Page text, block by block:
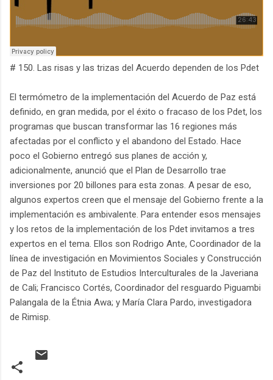
# 150. Las risas y las trizas del Acuerdo dependen de los Pdet
El termómetro de la implementación del Acuerdo de Paz está
definido, en gran medida, por el éxito o fracaso de los Pdet, los
programas que buscan transformar las 16 regiones más
afectadas por el conflicto y el abandono del Estado. Hace
poco el Gobierno entregó sus planes de acción y,
adicionalmente, anunció que el Plan de Desarrollo trae
inversiones por 20 billones para esta zonas. A pesar de eso,
algunos expertos creen que el mensaje del Gobierno frente a la
implementación es ambivalente. Para entender esos mensajes
y los retos de la implementación de los Pdet invitamos a tres
expertos en el tema. Ellos son Rodrigo Ante, Coordinador de la
línea de investigación en Movimientos Sociales y Construcción
de Paz del Instituto de Estudios Interculturales de la Javeriana
de Cali; Francisco Cortés, Coordinador del resguardo Piguambi
Palangala de la Étnia Awa; y María Clara Pardo, investigadora
de Rimisp.